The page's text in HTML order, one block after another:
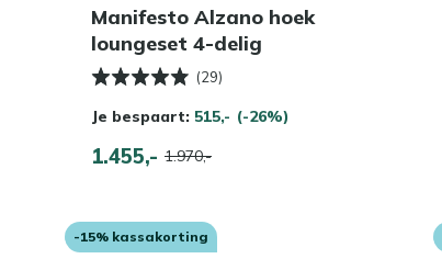
Manifesto Alzano hoek
loungeset 4-delig
(29)
Je bespaart: 515,- (-26%)
1.455,- 1.970,-
-15% kassakorting